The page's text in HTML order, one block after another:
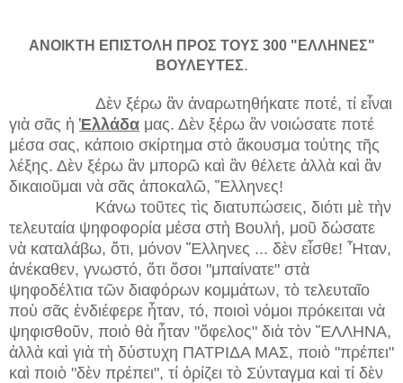
ΑΝΟΙΚΤΗ ΕΠΙΣΤΟΛΗ ΠΡΟΣ ΤΟΥΣ 300 "ΕΛΛΗΝΕΣ"
ΒΟΥΛΕΥΤΕΣ.
Δὲν ξέρω ἂν ἀναρωτηθήκατε ποτέ, τί εἶναι
γιὰ σᾶς ἡ Ἑλλάδα μας. Δὲν ξέρω ἂν νοιώσατε ποτέ
μέσα σας, κάποιο σκίρτημα στὸ ἄκουσμα τούτης τῆς
λέξης. Δὲν ξέρω ἂν μπορῶ καὶ ἂν θέλετε ἀλλὰ καὶ ἂν
δικαιοῦμαι νὰ σᾶς ἀποκαλῶ, Ἕλληνες!
Κάνω τοῦτες τὶς διατυπώσεις, διότι μὲ τὴν
τελευταία ψηφοφορία μέσα στὴ Βουλή, μοῦ δώσατε
νὰ καταλάβω, ὅτι, μόνον Ἕλληνες ... δὲν εἶσθε! Ἦταν,
ἀνέκαθεν, γνωστό, ὅτι ὅσοι "μπαίνατε" στὰ
ψηφοδέλτια τῶν διαφόρων κομμάτων, τὸ τελευταῖο
ποὺ σᾶς ἐνδιέφερε ἦταν, τό, ποιοὶ νόμοι πρόκειται νὰ
ψηφισθοῦν, ποιὸ θὰ ἦταν "ὄφελος" διὰ τὸν ἝΛΛΗΝΑ,
ἀλλὰ καὶ γιὰ τὴ δύστυχη ΠΑΤΡΙΔΑ ΜΑΣ, ποιὸ "πρέπει"
καὶ ποιὸ "δὲν πρέπει", τί ὁρίζει τὸ Σύνταγμα καὶ τί δὲν